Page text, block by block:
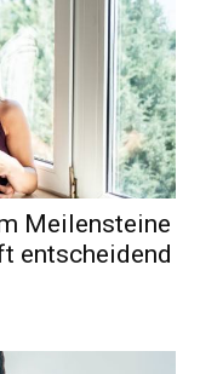
Meilensteine
entscheidend